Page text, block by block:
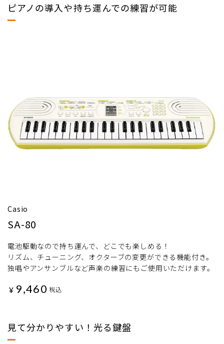
ピアノの導入や持ち運んでの練習が可能
Casio
SA-80
電池駆動なので持ち運んで、どこでも楽しめる！
リズム、チューニング、オクターブの変更ができる機能付き。
独唱やアンサンブルなど声楽の練習にもご使用いただけます。
¥ 9,460 税込
見て分かりやすい！光る鍵盤